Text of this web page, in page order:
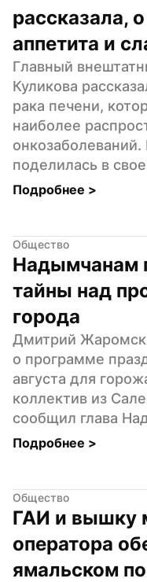
рассказала,
аппетита и
Главный
Куликова
рака печени,
наиболее
поделилась в
Подробнее >
Общество
Надымчанам
тайны над
города
Дмитрий
о программе
августа для
коллектив из
сообщил глава
Подробнее >
Общество
ГАИ и вышку
оператора
ямальском